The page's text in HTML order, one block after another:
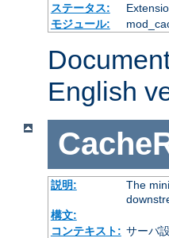
ステータス:
モジュール:
English
説明:
The
構文:
コンテキスト: サーバ